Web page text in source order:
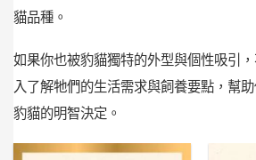
貓品種。
如果你也被豹貓獨特的外型與個性吸引
入了解牠們的生活需求與飼養要點，幫
豹貓的明智決定。